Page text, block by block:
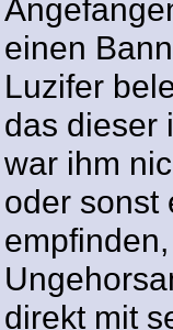
einen
Luzifer
das dieser
war ihm
oder sonst
direkt mit